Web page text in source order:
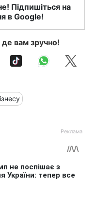
Підпишіться на
в Google!
вам зручно!